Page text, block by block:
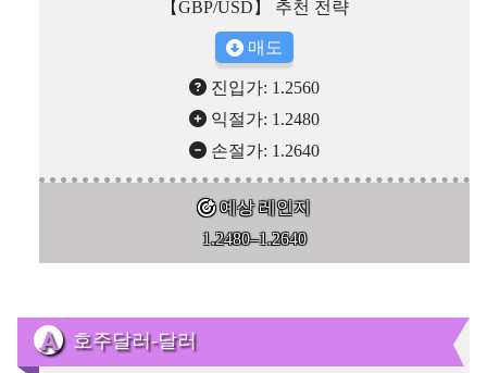
【GBP/USD】 추천 전략
매도
진입가: 1.2560
익절가: 1.2480
손절가: 1.2640
예상 레인지
1.2480–1.2640
호주달러-달러